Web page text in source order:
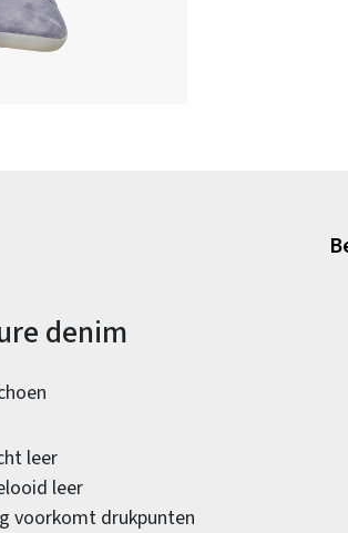
denim
leer
leer
voorkomt drukpunten